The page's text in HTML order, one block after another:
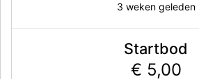
3 weken geleden
Startbod
€ 5,00